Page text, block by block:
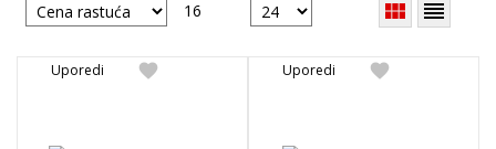
16 view_module reorder
favorite
Uporedi favorite
Uporedi